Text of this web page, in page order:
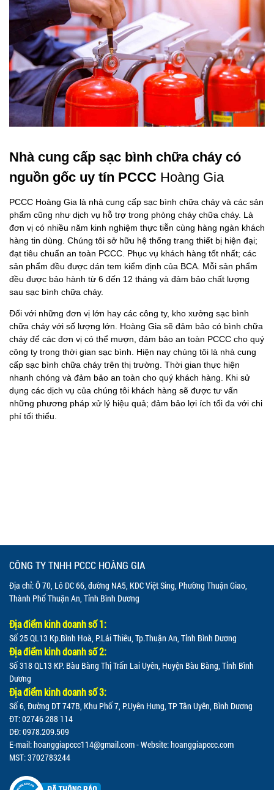
Nhà cung cấp sạc bình chữa cháy có
nguồn gốc uy tín PCCC Hoàng Gia
PCCC Hoàng Gia là nhà cung cấp sạc bình chữa cháy và các sản
phẩm cũng như dịch vụ hỗ trợ trong phòng cháy chữa cháy. Là
đơn vị có nhiều năm kinh nghiệm thực tiễn cùng hàng ngàn khách
hàng tin dùng. Chúng tôi sở hữu hệ thống trang thiết bị hiện đại;
đạt tiêu chuẩn an toàn PCCC. Phục vụ khách hàng tốt nhất; các
sản phẩm đều được dán tem kiểm định của BCA. Mỗi sản phẩm
đều được bảo hành từ 6 đến 12 tháng và đảm bảo chất lượng
sau sạc bình chữa cháy.
Đối với những đơn vị lớn hay các công ty, kho xưởng sạc bình
chữa cháy với số lượng lớn. Hoàng Gia sẽ đảm bảo có bình chữa
cháy để các đơn vị có thể mượn, đảm bảo an toàn PCCC cho quý
công ty trong thời gian sạc bình. Hiện nay chúng tôi là nhà cung
cấp sạc bình chữa cháy trên thị trường. Thời gian thực hiện
nhanh chóng và đảm bảo an toàn cho quý khách hàng. Khi sử
dụng các dịch vụ của chúng tôi khách hàng sẽ được tư vấn
những phương pháp xử lý hiệu quả; đảm bảo lợi ích tối đa với chi
phí tối thiểu.
CÔNG TY TNHH PCCC HOÀNG GIA
Địa chỉ: Ô 70, Lô DC 66, đường NA5, KDC Việt Sing, Phường Thuận Giao,
Thành Phố Thuận An, Tỉnh Bình Dương
Địa điểm kinh doanh số 1:
Số 25 QL13 Kp.Bình Hoà, P.Lái Thiêu, Tp.Thuận An, Tỉnh Bình Dương
Địa điểm kinh doanh số 2:
Số 318 QL13 KP. Bàu Bàng Thị Trấn Lai Uyên, Huyện Bàu Bàng, Tỉnh Bình
Dương
Địa điểm kinh doanh số 3:
Số 6, Đường DT 747B, Khu Phố 7, P.Uyên Hưng, TP Tân Uyên, Bình Dương
ĐT: 02746 288 114
DĐ: 0978.209.509
E-mail:hoanggiapccc114@gmail.com- Website: hoanggiapccc.com
MST: 3702783244